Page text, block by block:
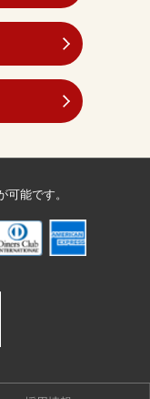
能です。